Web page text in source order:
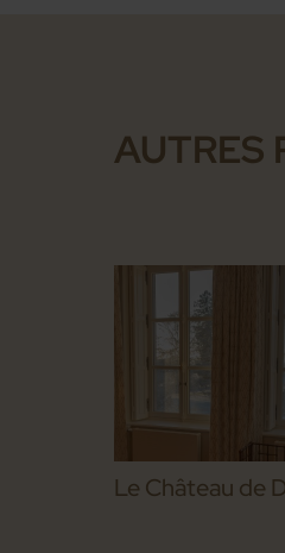
AUTRES
Le Château de